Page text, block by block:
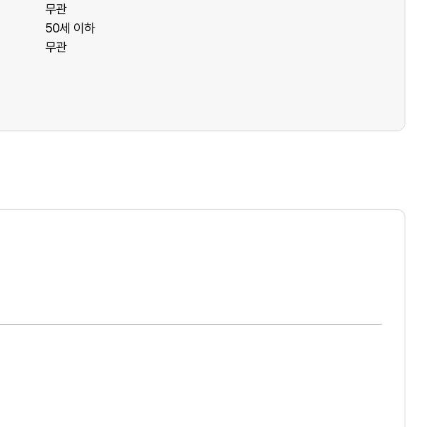
무관
50세 이하
무관